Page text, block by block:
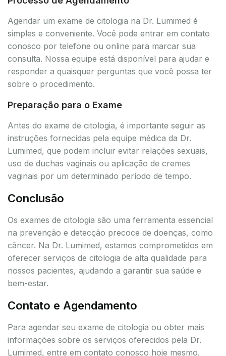
Agendar um exame de citologia na Dr. Lumimed é
simples e conveniente. Você pode entrar em contato
conosco por telefone ou online para marcar sua
consulta. Nossa equipe está disponível para ajudar e
responder a quaisquer perguntas que você possa ter
sobre o procedimento.
Preparação para o Exame
Antes do exame de citologia, é importante seguir as
instruções fornecidas pela equipe médica da Dr.
Lumimed, que podem incluir evitar relações sexuais,
uso de duchas vaginais ou aplicação de cremes
vaginais por um determinado período de tempo.
Conclusão
Os exames de citologia são uma ferramenta essencial
na prevenção e detecção precoce de doenças, como
câncer. Na Dr. Lumimed, estamos comprometidos em
oferecer serviços de citologia de alta qualidade para
nossos pacientes, ajudando a garantir sua saúde e
bem-estar.
Contato e Agendamento
Para agendar seu exame de citologia ou obter mais
informações sobre os serviços oferecidos pela Dr.
Lumimed, entre em contato conosco hoje mesmo.